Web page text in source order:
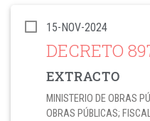
15-NOV-2024
DECRETO
EXTRACTO
MINISTERIO DE OBRAS
OBRAS PÚBLICAS;